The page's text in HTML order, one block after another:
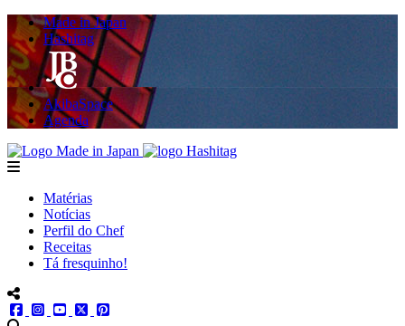
Made in Japan
Hashitag
AkibaSpace
Agenda
Powered By Made in Japan
Hashitag
menu
Matérias
Notícias
Perfil do Chef
Receitas
Tá fresquinho!
menu redes social
facebookinstagram
youtube
twitter